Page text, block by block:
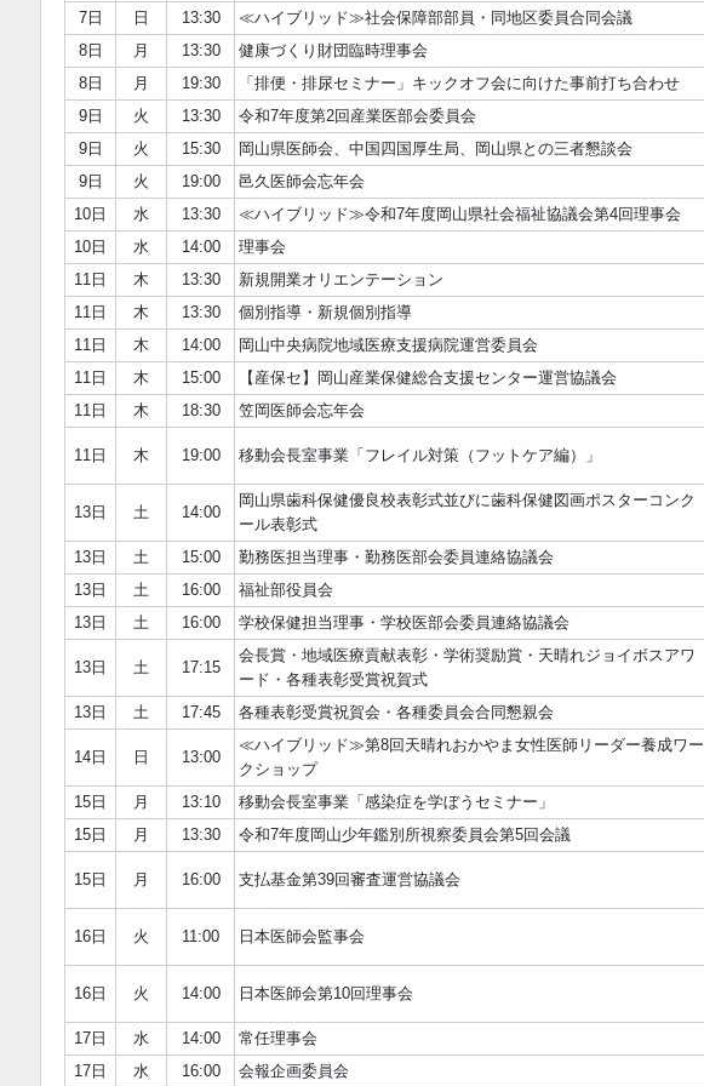
7日
日 13:30 ≪ハイブリッド≫社会保障部部員・同地区委員合同会議
8日
月 13:30 健康づくり財団臨時理事会
8日
月 19:30 「排便・排尿セミナー」キックオフ会に向けた事前打ち合わせ
9日
火 13:30 令和7年度第2回産業医部会委員会
9日
火 15:30 岡山県医師会、中国四国厚生局、岡山県との三者懇談会
9日
火 19:00 邑久医師会忘年会
10日
水 13:30 ≪ハイブリッド≫令和7年度岡山県社会福祉協議会第4回理事会
10日
水 14:00 理事会
11日
木 13:30 新規開業オリエンテーション
11日
木 13:30 個別指導・新規個別指導
11日
木 14:00 岡山中央病院地域医療支援病院運営委員会
11日
木 15:00 【産保セ】岡山産業保健総合支援センター運営協議会
11日
木 18:30 笠岡医師会忘年会
11日 木 19:00 移動会長室事業「フレイル対策（フットケア編）」
13日 土 14:00
岡山県歯科保健優良校表彰式並びに歯科保健図画ポスターコンク
ール表彰式
13日 土 15:00 勤務医担当理事・勤務医部会委員連絡協議会
13日
土 16:00 福祉部役員会
13日
土 16:00 学校保健担当理事・学校医部会委員連絡協議会
13日 土 17:15
会長賞・地域医療貢献表彰・学術奨励賞・天晴れジョイボスアワ
ード・各種表彰受賞祝賀式
13日 土 17:45 各種表彰受賞祝賀会・各種委員会合同懇親会
14日 日 13:00
≪ハイブリッド≫第8回天晴れおかやま女性医師リーダー養成ワー
クショップ
15日 月 13:10 移動会長室事業「感染症を学ぼうセミナー」
15日
月 13:30 令和7年度岡山少年鑑別所視察委員会第5回会議
15日 月 16:00 支払基金第39回審査運営協議会
16日 火 11:00 日本医師会監事会
16日 火 14:00 日本医師会第10回理事会
17日
水 14:00 常任理事会
17日
水 16:00 会報企画委員会